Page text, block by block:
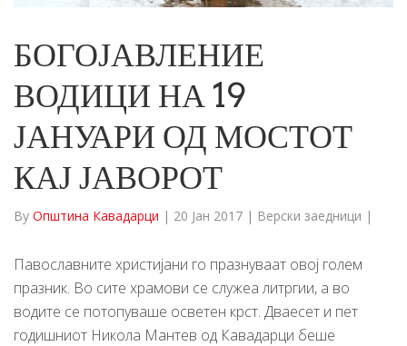
БОГОЈАВЛЕНИЕ
ВОДИЦИ НА 19
ЈАНУАРИ ОД МОСТОТ
КАЈ ЈАВОРОТ
By Општина Кавадарци | 20 Јан 2017 | Верски заедници |
Павославните христијани го празнуваат овој голем
празник. Во сите храмови се служеа литргии, а во
водите се потопуваше осветен крст. Дваесет и пет
годишниот Никола Мантев од Кавадарци беше